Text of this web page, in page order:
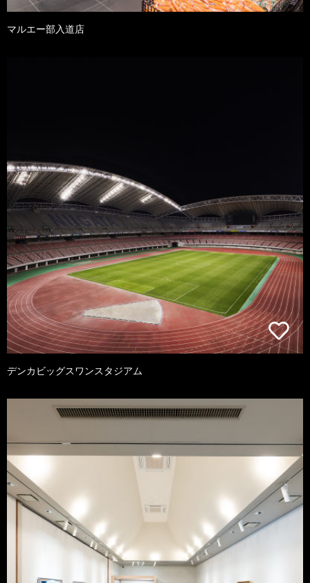
マルエー部入道店
デンカビッグスワンスタジアム